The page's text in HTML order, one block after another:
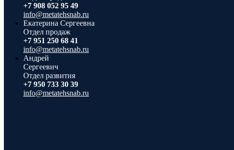
+7 908 052 95 49
info@metatehsnab.ru
Екатерина Сергеевна
Отдел продаж
+7 951 250 68 41
info@metatehsnab.ru
Андрей
Сергеевич
Отдел развития
+7 950 733 30 39
info@metatehsnab.ru